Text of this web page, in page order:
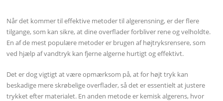
Når det kommer til effektive metoder til algerensning, er der flere
tilgange, som kan sikre, at dine overflader forbliver rene og velholdte.
En af de mest populære metoder er brugen af højtryksrensere, som
ved hjælp af vandtryk kan fjerne algerne hurtigt og effektivt.
Det er dog vigtigt at være opmærksom på, at for højt tryk kan
beskadige mere skrøbelige overflader, så det er essentielt at justere
trykket efter materialet. En anden metode er kemisk algerens, hvor